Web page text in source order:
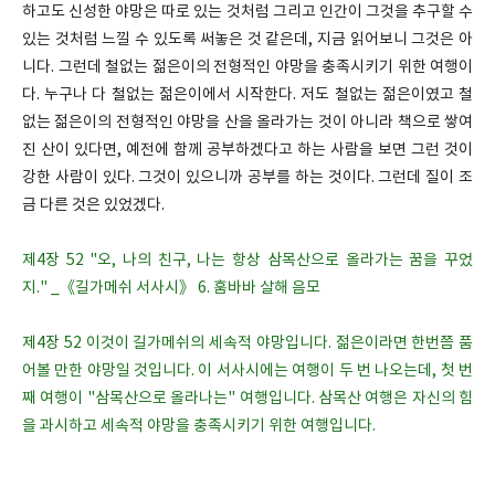
하고도 신성한 야망은 따로 있는 것처럼 그리고 인간이 그것을 추구할 수
있는 것처럼 느낄 수 있도록 써놓은 것 같은데, 지금 읽어보니 그것은 아
니다. 그런데 철없는 젊은이의 전형적인 야망을 충족시키기 위한 여행이
다. 누구나 다 철없는 젊은이에서 시작한다. 저도 철없는 젊은이였고 철
없는 젊은이의 전형적인 야망을 산을 올라가는 것이 아니라 책으로 쌓여
진 산이 있다면, 예전에 함께 공부하겠다고 하는 사람을 보면 그런 것이
강한 사람이 있다. 그것이 있으니까 공부를 하는 것이다. 그런데 질이 조
금 다른 것은 있었겠다.
제4장 52 "오, 나의 친구, 나는 항상 삼목산으로 올라가는 꿈을 꾸었
지." _《길가메쉬 서사시》 6. 훔바바 살해 음모
제4장 52 이것이 길가메쉬의 세속적 야망입니다. 젊은이라면 한번쯤 품
어볼 만한 야망일 것입니다. 이 서사시에는 여행이 두 번 나오는데, 첫 번
째 여행이 "삼목산으로 올라나는" 여행입니다. 삼목산 여행은 자신의 힘
을 과시하고 세속적 야망을 충족시키기 위한 여행입니다.